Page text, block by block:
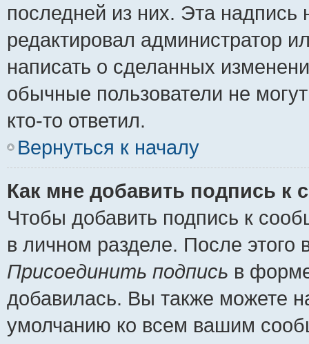
последней из них. Эта
редактировал администратор
написать о сделанных
обычные пользователи не
кто-то ответил.
Вернуться к началу
Как мне добавить подпись к
Чтобы добавить подпись к
в личном разделе. После
Присоединить подпись в
добавилась. Вы также можете
умолчанию ко всем вашим